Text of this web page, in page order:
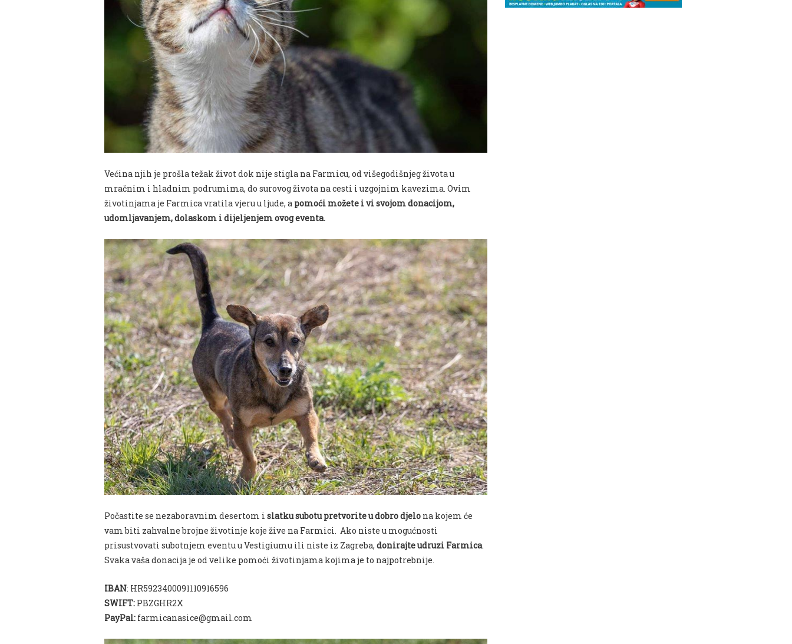
Većina njih je prošla težak život dok nije stigla na Farmicu, od višegodišnjeg života u
mračnim i hladnim podrumima, do surovog života na cesti i uzgojnim kavezima. Ovim
životinjama je Farmica vratila vjeru u ljude, a pomoći možete i vi svojom donacijom,
udomljavanjem, dolaskom i dijeljenjem ovog eventa.
Počastite se nezaboravnim desertom i slatku subotu pretvorite u dobro djelo na kojem će
vam biti zahvalne brojne životinje koje žive na Farmici. Ako niste u mogućnosti
prisustvovati subotnjem eventu u Vestigiumu ili niste iz Zagreba, donirajte udruzi Farmica.
Svaka vaša donacija je od velike pomoći životinjama kojima je to najpotrebnije.
IBAN: HR5923400091110916596
SWIFT: PBZGHR2X
PayPal: farmicanasice@gmail.com